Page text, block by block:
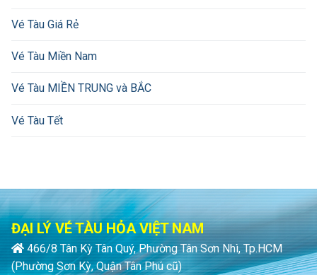
Vé Tàu Giá Rẻ
Vé Tàu Miền Nam
Vé Tàu MIỀN TRUNG và BẮC
Vé Tàu Tết
ĐẠI LÝ VÉ TÀU HỎA VIỆT NAM
466/8 Tân Kỳ Tân Quý, Phường Tân Sơn Nhì, Tp.HCM
(Phường Sơn Kỳ, Quận Tân Phú cũ)